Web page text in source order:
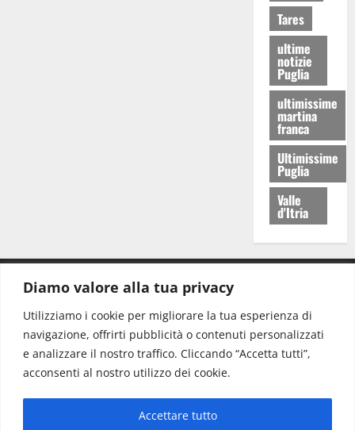
Diamo valore alla tua privacy
Utilizziamo i cookie per migliorare la tua esperienza di
navigazione, offrirti pubblicità o contenuti personalizzati
e analizzare il nostro traffico. Cliccando “Accetta tutti”,
acconsenti al nostro utilizzo dei cookie.
Accettare tutto
Tares
ultime
notizie
Puglia
ultimissime
martina
franca
Ultimissime
Puglia
Valle
d'Itria
Redazione: redazione@www.martinasera.it
Direttore:direttore@www.martinasera.it
Info & Commerciale:info@www.martinasera.it